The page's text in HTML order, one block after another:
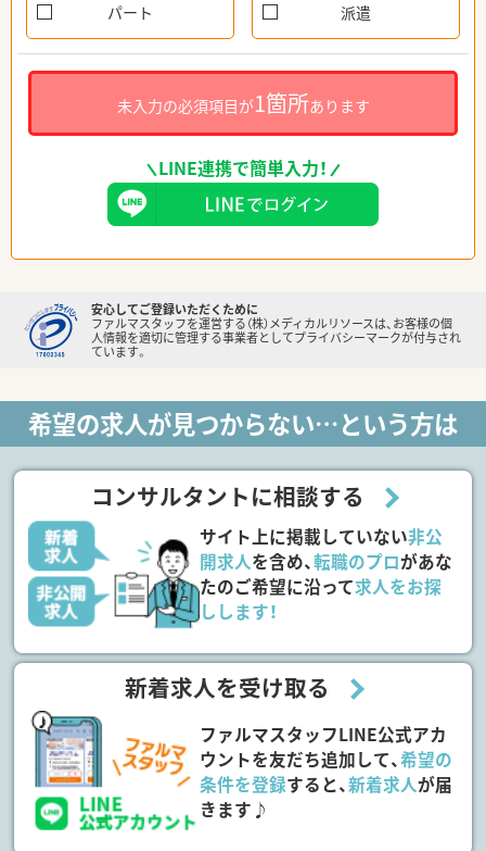
パート 派遣
未入力の必須項目が1箇所あります
LINE連携で簡単入力！
安心してご登録いただくために
ファルマスタッフを運営する（株）メディカルリソースは、お客様の個
人情報を適切に管理する事業者としてプライバシーマークが付与され
ています。
希望の求人が見つからない…という方は
コンサルタントに相談する
サイト上に掲載していない非公
開求人を含め、転職のプロがあな
たのご希望に沿って求人をお探
しします！
新着求人を受け取る
ファルマスタッフLINE公式アカ
ウントを友だち追加して、希望の
条件を登録すると、新着求人が届
きます♪